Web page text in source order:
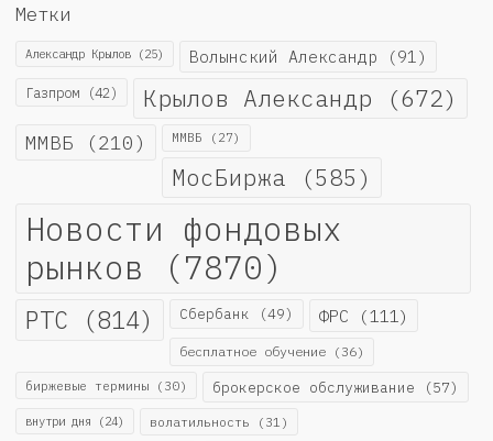
Метки
Александр Крылов (25) Волынский Александр (91)
Газпром (42) Крылов Александр (672)
ММВБ (210) ММВБ (27)
МосБиржа (585)
Новости фондовых
рынков (7870)
РТС (814) Сбербанк (49) ФРС (111)
бесплатное обучение (36)
биржевые термины (30) брокерское обслуживание (57)
внутри дня (24) волатильность (31)